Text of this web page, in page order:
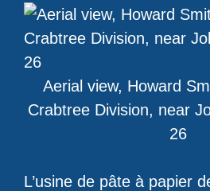
Aerial view, Howard
Crabtree Division, near
26
L’usine de pâte à papier